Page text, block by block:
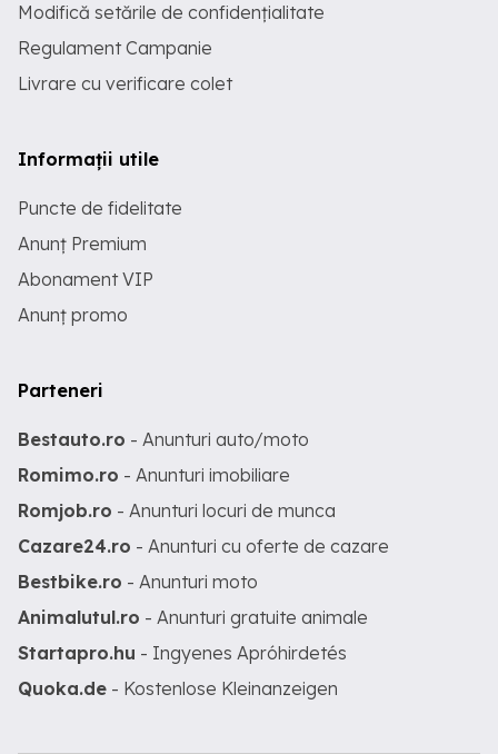
Modifică setările de confidențialitate
Regulament Campanie
Livrare cu verificare colet
Informații utile
Puncte de fidelitate
Anunț Premium
Abonament VIP
Anunț promo
Parteneri
Bestauto.ro - Anunturi auto/moto
Romimo.ro - Anunturi imobiliare
Romjob.ro - Anunturi locuri de munca
Cazare24.ro - Anunturi cu oferte de cazare
Bestbike.ro - Anunturi moto
Animalutul.ro - Anunturi gratuite animale
Startapro.hu - Ingyenes Apróhirdetés
Quoka.de - Kostenlose Kleinanzeigen